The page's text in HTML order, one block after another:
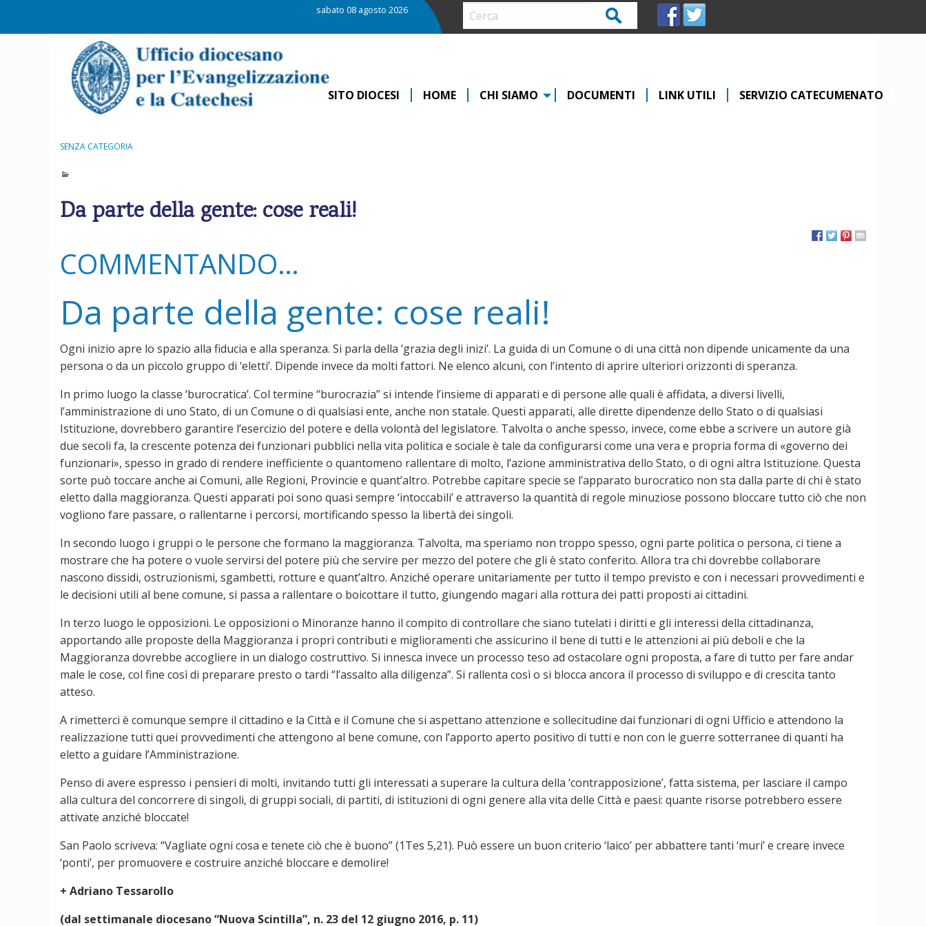
sabato 08 agosto 2026 Cerca
SITO DIOCESI HOME CHI SIAMO DOCUMENTI LINK UTILI SERVIZIO CATECUMENATO
SENZA CATEGORIA
Da parte della gente: cose reali!
COMMENTANDO…
Da parte della gente: cose reali!
Ogni inizio apre lo spazio alla fiducia e alla speranza. Si parla della ‘grazia degli inizi’. La guida di un Comune o di una città non dipende unicamente da una
persona o da un piccolo gruppo di ‘eletti’. Dipende invece da molti fattori. Ne elenco alcuni, con l’intento di aprire ulteriori orizzonti di speranza.
In primo luogo la classe ‘burocratica’. Col termine “burocrazia” si intende l’insieme di apparati e di persone alle quali è affidata, a diversi livelli,
l’amministrazione di uno Stato, di un Comune o di qualsiasi ente, anche non statale. Questi apparati, alle dirette dipendenze dello Stato o di qualsiasi
Istituzione, dovrebbero garantire l’esercizio del potere e della volontà del legislatore. Talvolta o anche spesso, invece, come ebbe a scrivere un autore già
due secoli fa, la crescente potenza dei funzionari pubblici nella vita politica e sociale è tale da configurarsi come una vera e propria forma di «governo dei
funzionari», spesso in grado di rendere inefficiente o quantomeno rallentare di molto, l’azione amministrativa dello Stato, o di ogni altra Istituzione. Questa
sorte può toccare anche ai Comuni, alle Regioni, Provincie e quant’altro. Potrebbe capitare specie se l’apparato burocratico non sta dalla parte di chi è stato
eletto dalla maggioranza. Questi apparati poi sono quasi sempre ‘intoccabili’ e attraverso la quantità di regole minuziose possono bloccare tutto ciò che non
vogliono fare passare, o rallentarne i percorsi, mortificando spesso la libertà dei singoli.
In secondo luogo i gruppi o le persone che formano la maggioranza. Talvolta, ma speriamo non troppo spesso, ogni parte politica o persona, ci tiene a
mostrare che ha potere o vuole servirsi del potere più che servire per mezzo del potere che gli è stato conferito. Allora tra chi dovrebbe collaborare
nascono dissidi, ostruzionismi, sgambetti, rotture e quant’altro. Anziché operare unitariamente per tutto il tempo previsto e con i necessari provvedimenti e
le decisioni utili al bene comune, si passa a rallentare o boicottare il tutto, giungendo magari alla rottura dei patti proposti ai cittadini.
In terzo luogo le opposizioni. Le opposizioni o Minoranze hanno il compito di controllare che siano tutelati i diritti e gli interessi della cittadinanza,
apportando alle proposte della Maggioranza i propri contributi e miglioramenti che assicurino il bene di tutti e le attenzioni ai più deboli e che la
Maggioranza dovrebbe accogliere in un dialogo costruttivo. Si innesca invece un processo teso ad ostacolare ogni proposta, a fare di tutto per fare andar
male le cose, col fine così di preparare presto o tardi “l’assalto alla diligenza”. Si rallenta così o si blocca ancora il processo di sviluppo e di crescita tanto
atteso.
A rimetterci è comunque sempre il cittadino e la Città e il Comune che si aspettano attenzione e sollecitudine dai funzionari di ogni Ufficio e attendono la
realizzazione tutti quei provvedimenti che attengono al bene comune, con l’apporto aperto positivo di tutti e non con le guerre sotterranee di quanti ha
eletto a guidare l’Amministrazione.
Penso di avere espresso i pensieri di molti, invitando tutti gli interessati a superare la cultura della ‘contrapposizione’, fatta sistema, per lasciare il campo
alla cultura del concorrere di singoli, di gruppi sociali, di partiti, di istituzioni di ogni genere alla vita delle Città e paesi: quante risorse potrebbero essere
attivate anziché bloccate!
San Paolo scriveva: “Vagliate ogni cosa e tenete ciò che è buono” (1Tes 5,21). Può essere un buon criterio ‘laico’ per abbattere tanti ‘muri’ e creare invece
‘ponti’, per promuovere e costruire anziché bloccare e demolire!
+ Adriano Tessarollo
(dal settimanale diocesano “Nuova Scintilla”, n. 23 del 12 giugno 2016, p. 11)